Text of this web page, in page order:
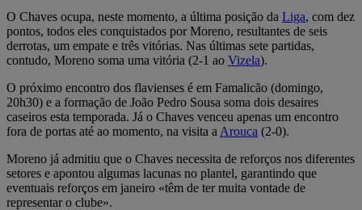
O Chaves ocupa, neste momento, a última posição da Liga, com dez
pontos, todos eles conquistados por Moreno, resultantes de seis
derrotas, um empate e três vitórias. Nas últimas sete partidas,
contudo, Moreno soma uma vitória (2-1 ao Vizela).
O próximo encontro dos flavienses é em Famalicão (domingo,
20h30) e a formação de João Pedro Sousa soma dois desaires
caseiros esta temporada. Já o Chaves venceu apenas um encontro
fora de portas até ao momento, na visita a Arouca (2-0).
Moreno já admitiu que o Chaves necessita de reforços nos diferentes
setores e apontou algumas lacunas no plantel, garantindo que
eventuais reforços em janeiro «têm de ter muita vontade de
representar o clube».